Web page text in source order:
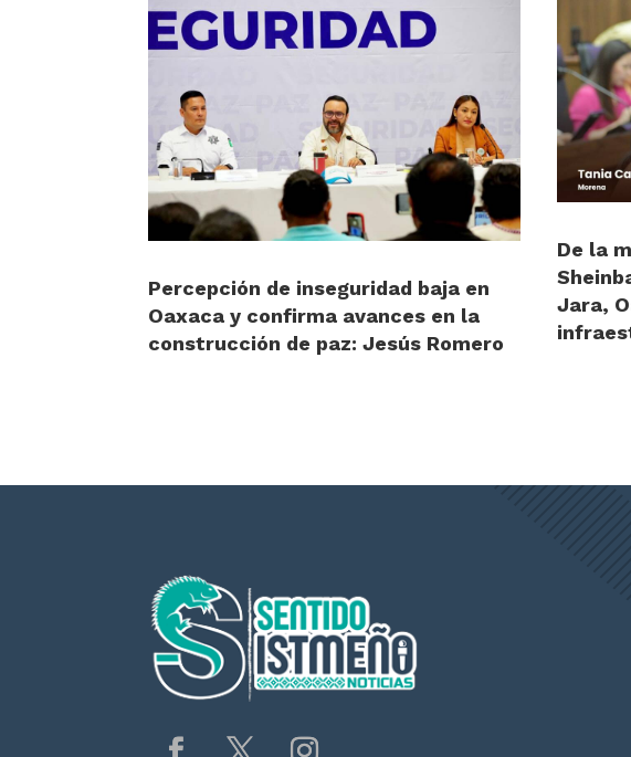
Percepción de inseguridad baja en
Oaxaca y confirma avances en la
construcción de paz: Jesús Romero
De la
Jara,